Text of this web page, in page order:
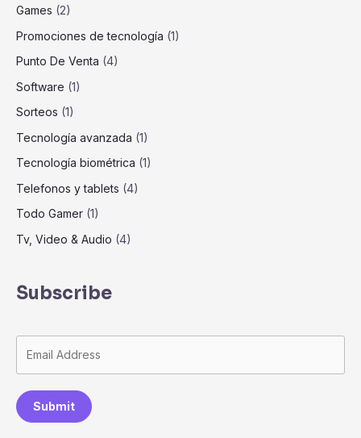
Games (2)
Promociones de tecnología (1)
Punto De Venta (4)
Software (1)
Sorteos (1)
Tecnología avanzada (1)
Tecnología biométrica (1)
Telefonos y tablets (4)
Todo Gamer (1)
Tv, Video & Audio (4)
Subscribe
Submit